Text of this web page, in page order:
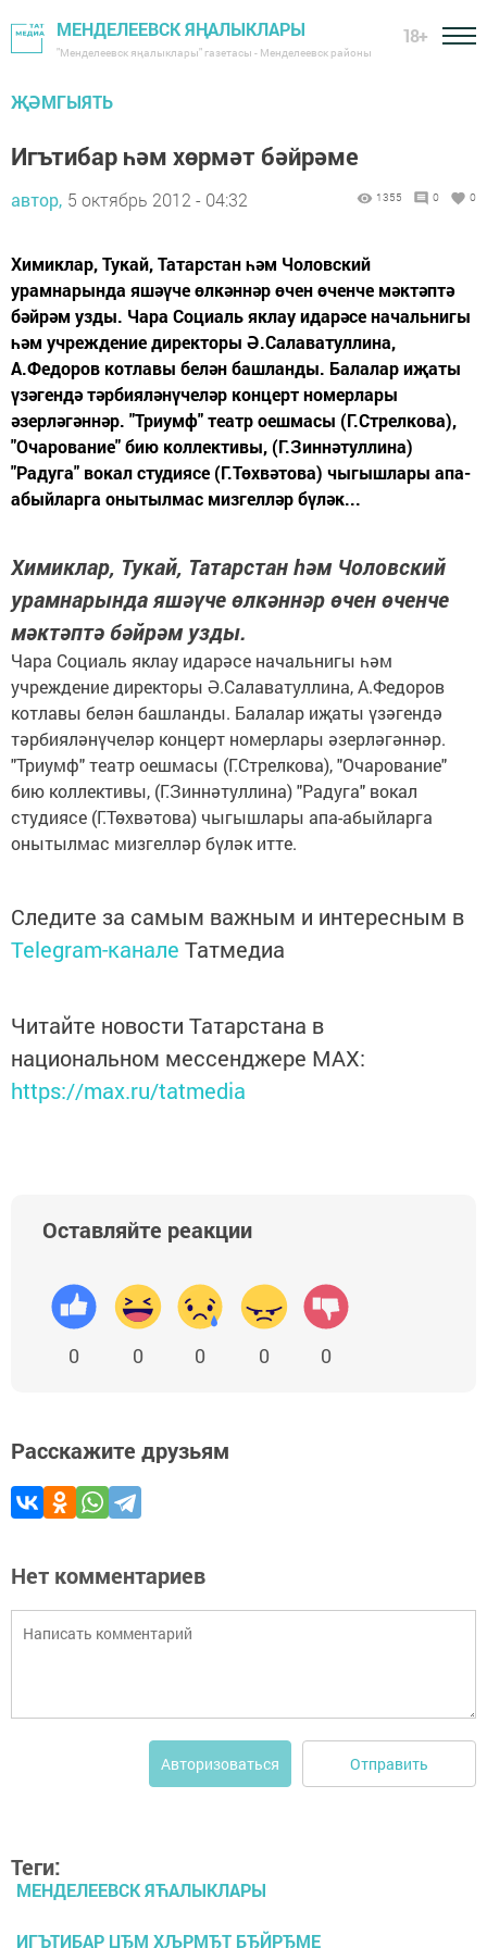
МЕНДЕЛЕЕВСК ЯҢАЛЫКЛАРЫ
"Менделеевск яңалыклары" газетасы - Менделеевск районы
18+
ҖӘМГЫЯТЬ
Игътибар һәм хөрмәт бәйрәме
автор, 5 октябрь 2012 - 04:32 1355 0 0
Химиклар, Тукай, Татарстан һәм Чоловский
урамнарында яшәүче өлкәннәр өчен өченче мәктәптә
бәйрәм узды. Чара Социаль яклау идарәсе начальнигы
һәм учреждение директоры Ә.Салаватуллина,
А.Федоров котлавы белән башланды. Балалар иҗаты
үзәгендә тәрбияләнүчеләр концерт номерлары
әзерләгәннәр. "Триумф" театр оешмасы (Г.Стрелкова),
"Очарование" бию коллективы, (Г.Зиннәтуллина)
"Радуга" вокал студиясе (Г.Төхвәтова) чыгышлары апа-
абыйларга онытылмас мизгелләр бүләк...
Химиклар, Тукай, Татарстан һәм Чоловский
урамнарында яшәүче өлкәннәр өчен өченче
мәктәптә бәйрәм узды.
Чара Социаль яклау идарәсе начальнигы һәм
учреждение директоры Ә.Салаватуллина, А.Федоров
котлавы белән башланды. Балалар иҗаты үзәгендә
тәрбияләнүчеләр концерт номерлары әзерләгәннәр.
"Триумф" театр оешмасы (Г.Стрелкова), "Очарование"
бию коллективы, (Г.Зиннәтуллина) "Радуга" вокал
студиясе (Г.Төхвәтова) чыгышлары апа-абыйларга
онытылмас мизгелләр бүләк итте.
Следите за самым важным и интересным в
Telegram-канале Татмедиа
Читайте новости Татарстана в
национальном мессенджере MАХ:
https://max.ru/tatmedia
Оставляйте реакции
0 0 0 0 0
Расскажите друзьям
Нет комментариев
Авторизоваться Отправить
Теги:
МЕНДЕЛЕЕВСК ЯЋАЛЫКЛАРЫ
ИГЪТИБАР ЏЂМ ХЉРМЂТ БЂЙРЂМЕ